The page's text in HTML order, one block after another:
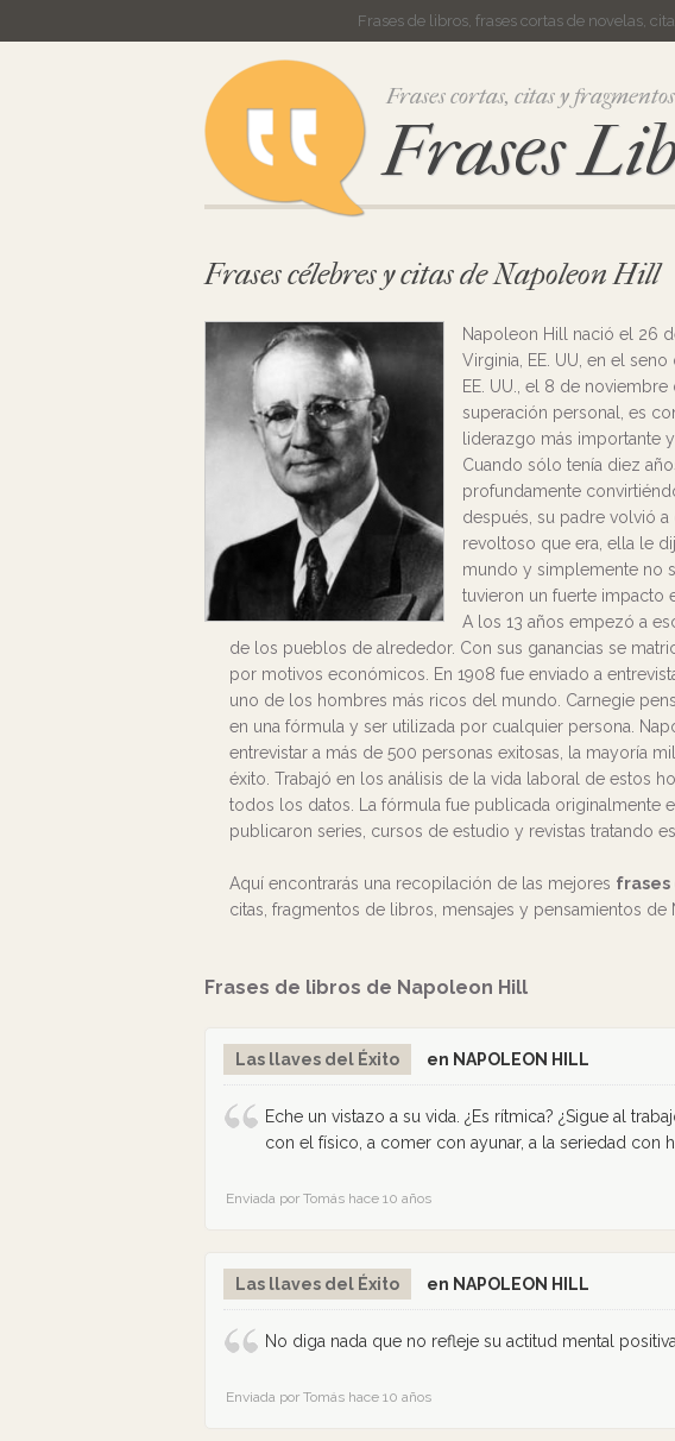
Frases de libros, frases cortas de novelas,
Frases cortas, citas y
Frases
Frases célebres y citas de Napoleon Hill
Napoleon Hill nació el 26
Virginia, EE. UU, en el
EE. UU., el 8 de
superación personal, es
liderazgo más importante
Cuando sólo tenía diez
profundamente
después, su padre volvió
revoltoso que era, ella le
mundo y simplemente no
tuvieron un fuerte impacto
A los 13 años empezó a
de los pueblos de alrededor. Con sus ganancias se
por motivos económicos. En 1908 fue enviado a
uno de los hombres más ricos del mundo. Carnegie
en una fórmula y ser utilizada por cualquier persona.
entrevistar a más de 500 personas exitosas, la mayoría
éxito. Trabajó en los análisis de la vida laboral de estos
todos los datos. La fórmula fue publicada originalmente
publicaron series, cursos de estudio y revistas tratando
Aquí encontrarás una recopilación de las mejores frases
citas, fragmentos de libros, mensajes y pensamientos de
Frases de libros de Napoleon Hill
Las llaves del Éxito en NAPOLEON HILL
Eche un vistazo a su vida. ¿Es rítmica? ¿Sigue al
con el físico, a comer con ayunar, a la seriedad con
Enviada por Tomás hace 10 años
Las llaves del Éxito en NAPOLEON HILL
No diga nada que no refleje su actitud mental positiva.
Enviada por Tomás hace 10 años